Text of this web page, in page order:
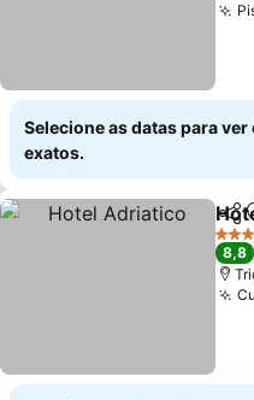
Selecione as datas para
exatos.
3
8,8